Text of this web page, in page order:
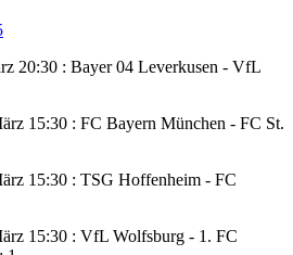
20:30 : Bayer 04 Leverkusen - VfL
15:30 : FC Bayern München - FC St.
15:30 : TSG Hoffenheim - FC
15:30 : VfL Wolfsburg - 1. FC